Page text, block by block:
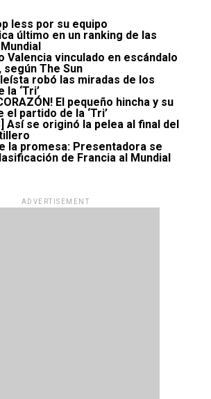
less por su equipo
último en un ranking de las
Valencia vinculado en escándalo
The Sun
robó las miradas de los
‘Tri’
El pequeño hincha y su
partido de la ‘Tri’
Así se originó la pelea al final del
la promesa: Presentadora se
de Francia al Mundial
ADVERTISEMENT